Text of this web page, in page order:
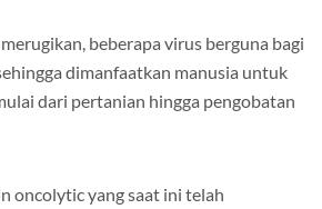
beberapa virus berguna bagi
dimanfaatkan manusia untuk
dari pertanian hingga pengobatan
oncolytic yang saat ini telah